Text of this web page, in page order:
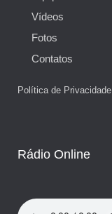
Vídeos
Fotos
Contatos
Política de Privacidade
Rádio Online